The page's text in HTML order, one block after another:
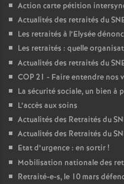
Action carte pétition
Actualités des retraités du
Les retraités à l’Elysée
Les retraités : quelle
Actualités des retraités du
COP21 - Faire entendre nos
La sécurité sociale, un bien à
L’accès aux soins
Actualités des Retraités du
Actualités des Retraités du
Etat d’urgence : en sortir!
Mobilisation nationale des
Retraité-e-s, le 10 mars